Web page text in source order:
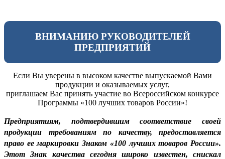
ВНИМАНИЮ РУКОВОДИТЕЛЕЙ
ПРЕДПРИЯТИЙ
Если Вы уверены в высоком качестве выпускаемой Вами
продукции и оказываемых услуг,
приглашаем Вас принять участие во Всероссийском конкурсе
Программы «100 лучших товаров России»!
Предприятиям, подтвердившим соответствие своей
продукции требованиям по качеству, предоставляется
право ее маркировки Знаком «100 лучших товаров России».
Этот Знак качества сегодня широко известен, снискал